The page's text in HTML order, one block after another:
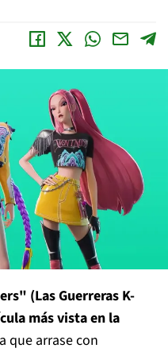
(Las Guerreras K-
más vista en la
que arrase con